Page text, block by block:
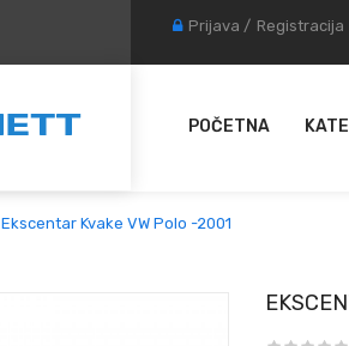
Prijava / Registracija
POČETNA
Ekscentar Kvake VW Polo -2001